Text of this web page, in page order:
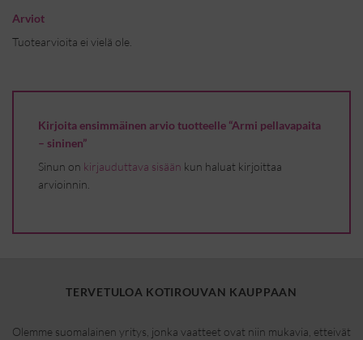
Arviot
Tuotearvioita ei vielä ole.
Kirjoita ensimmäinen arvio tuotteelle “Armi pellavapaita
– sininen”
Sinun on kirjauduttava sisään kun haluat kirjoittaa
arvioinnin.
TERVETULOA KOTIROUVAN KAUPPAAN
Olemme suomalainen yritys, jonka vaatteet ovat niin mukavia, etteivät